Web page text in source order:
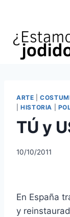
contenido
ARTE |
|HISTORIA
TÚ y
10/10/2011
En España
y